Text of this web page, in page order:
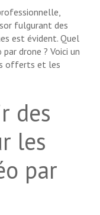
fulgurant des
est évident. Quel
drone ? Voici un
offerts et les
des
les
par